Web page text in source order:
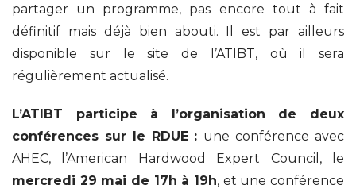
partager un programme, pas encore tout à fait
définitif mais déjà bien abouti. Il est par ailleurs
disponible sur le site de l’ATIBT, où il sera
régulièrement actualisé.
L’ATIBT participe à l’organisation de deux
conférences sur le RDUE : une conférence avec
AHEC, l’American Hardwood Expert Council, le
mercredi 29 mai de 17h à 19h, et une conférence